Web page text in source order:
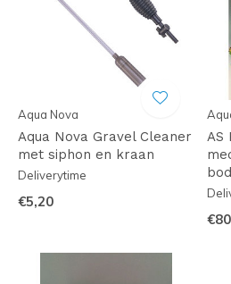
Aqua Nova
Aqua Nova Gravel Cleaner
met siphon en kraan
Deliverytime
€5,20
AS